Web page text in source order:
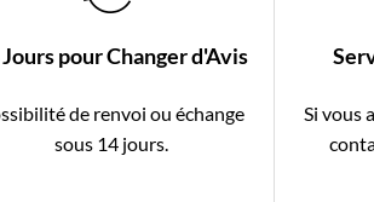
Jours pour Changer d'Avis
de renvoi ou échange
sous 14 jours.
Si vous